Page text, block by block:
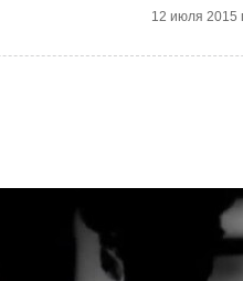
12 июля 2015